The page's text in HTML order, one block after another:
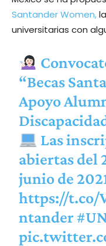
Santander Women,
universitarias con
“Becas
Apoyo
Las
abiertas del
junio de
https://t.co/
ntander